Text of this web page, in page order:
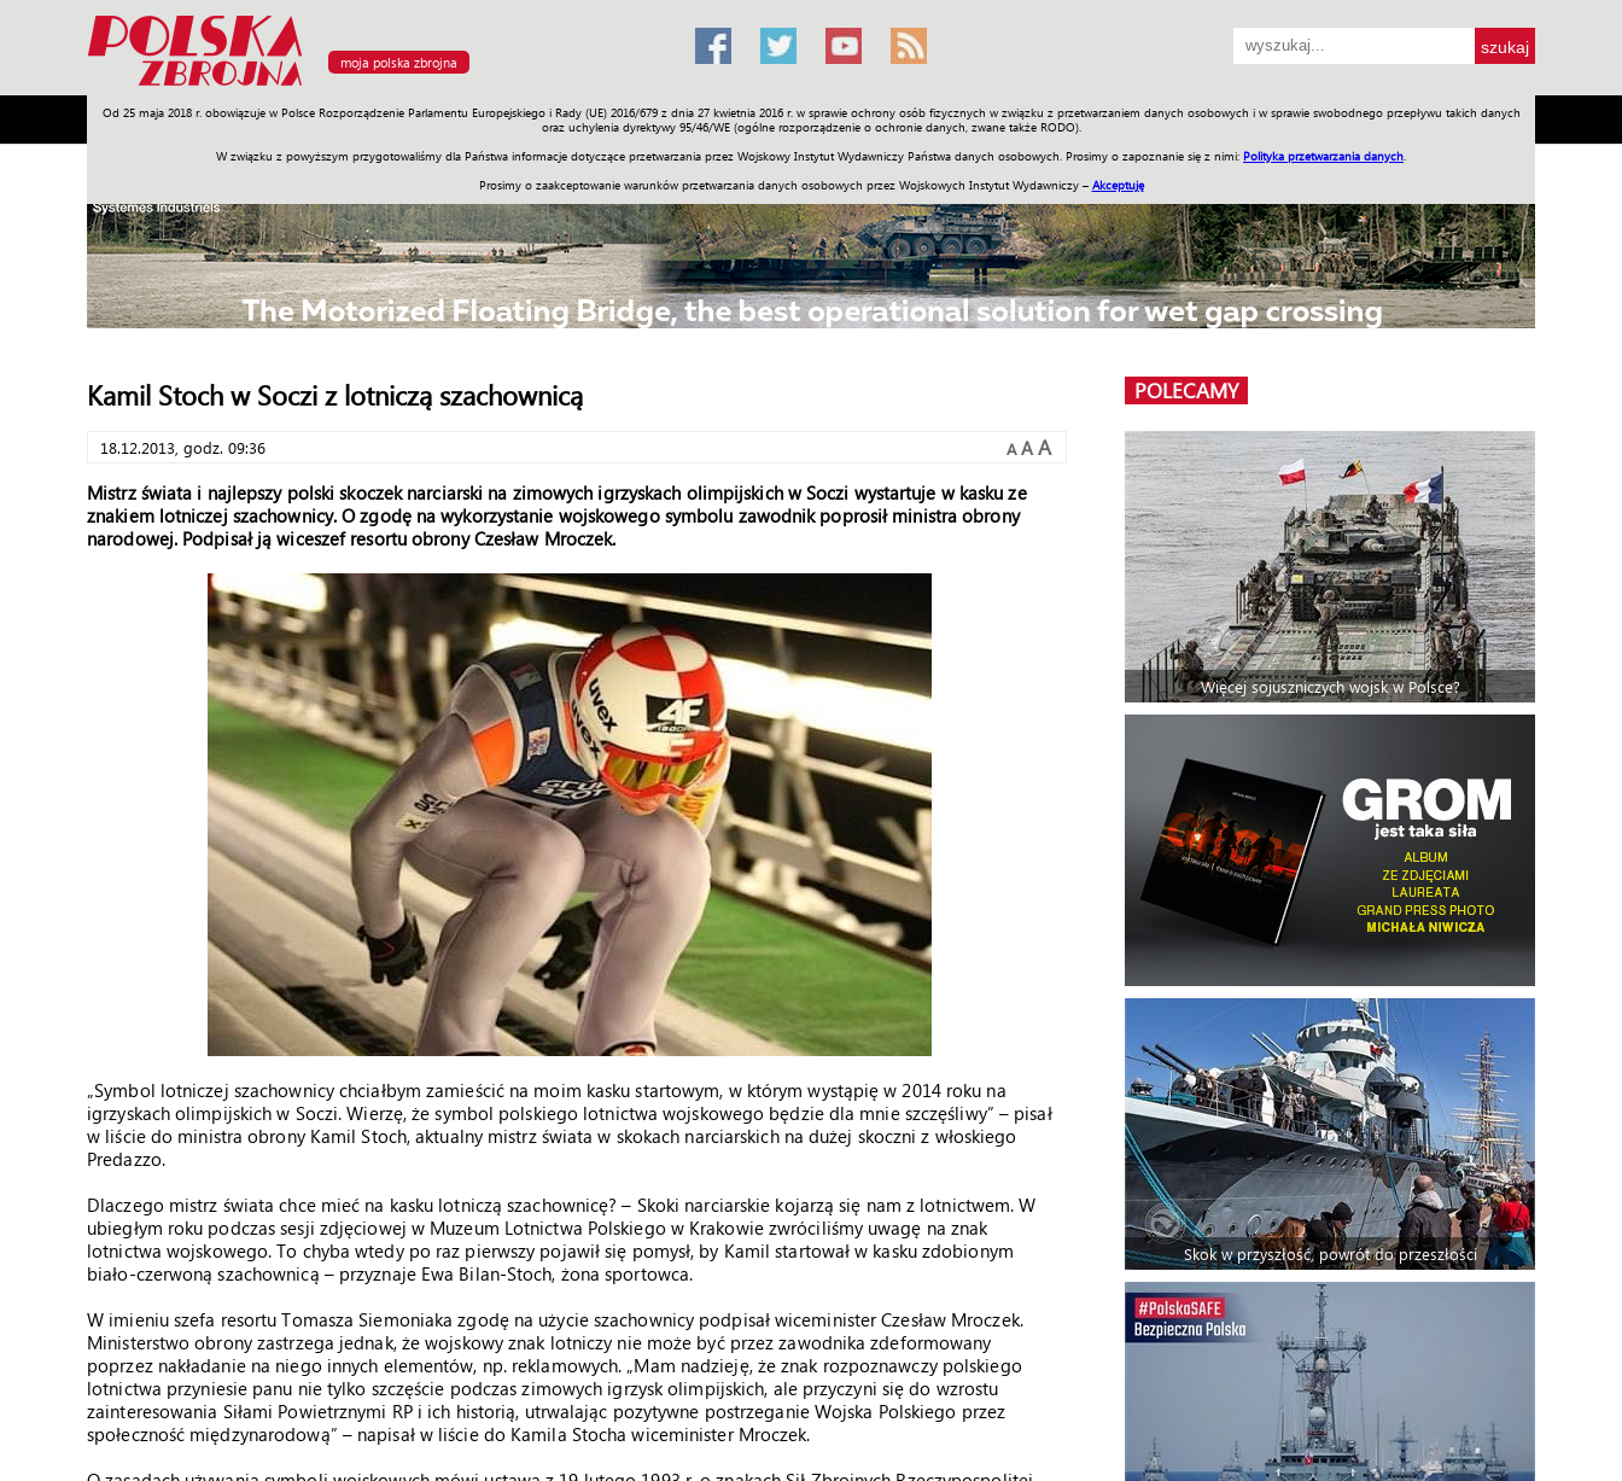
moja polska zbrojna
Od 25 maja 2018 r. obowiązuje w Polsce Rozporządzenie Parlamentu Europejskiego i Rady (UE) 2016/679 z dnia 27 kwietnia 2016 r. w sprawie ochrony osób fizycznych w związku z przetwarzaniem danych osobowych i w sprawie swobodnego przepływu takich danych
oraz uchylenia dyrektywy 95/46/WE (ogólne rozporządzenie o ochronie danych, zwane także RODO).
W związku z powyższym przygotowaliśmy dla Państwa informacje dotyczące przetwarzania przez Wojskowy Instytut Wydawniczy Państwa danych osobowych. Prosimy o zapoznanie się z nimi: Polityka przetwarzania danych
Prosimy o zaakceptowanie warunków przetwarzania danych osobowych przez Wojskowych Instytut Wydawniczy – Akceptuję
Armia Poligon Sprzęt Misje Polityka Prawo Świat Społeczność Sport Historia Galerie Wideo ENGLISH SKLEP Jednodniówki Praca w WIW
Kamil Stoch w Soczi z lotniczą szachownicą
18.12.2013, godz. 09:36 A A A
Mistrz świata i najlepszy polski skoczek narciarski na zimowych igrzyskach olimpijskich w Soczi wystartuje w kasku ze
znakiem lotniczej szachownicy. O zgodę na wykorzystanie wojskowego symbolu zawodnik poprosił ministra obrony
narodowej. Podpisał ją wiceszef resortu obrony Czesław Mroczek.
„Symbol lotniczej szachownicy chciałbym zamieścić na moim kasku startowym, w którym wystąpię w 2014 roku na
igrzyskach olimpijskich w Soczi. Wierzę, że symbol polskiego lotnictwa wojskowego będzie dla mnie szczęśliwy” – pisał
w liście do ministra obrony Kamil Stoch, aktualny mistrz świata w skokach narciarskich na dużej skoczni z włoskiego
Predazzo.
Dlaczego mistrz świata chce mieć na kasku lotniczą szachownicę? – Skoki narciarskie kojarzą się nam z lotnictwem. W
ubiegłym roku podczas sesji zdjęciowej w Muzeum Lotnictwa Polskiego w Krakowie zwróciliśmy uwagę na znak
lotnictwa wojskowego. To chyba wtedy po raz pierwszy pojawił się pomysł, by Kamil startował w kasku zdobionym
biało-czerwoną szachownicą – przyznaje Ewa Bilan-Stoch, żona sportowca.
W imieniu szefa resortu Tomasza Siemoniaka zgodę na użycie szachownicy podpisał wiceminister Czesław Mroczek.
Ministerstwo obrony zastrzega jednak, że wojskowy znak lotniczy nie może być przez zawodnika zdeformowany
poprzez nakładanie na niego innych elementów, np. reklamowych. „Mam nadzieję, że znak rozpoznawczy polskiego
lotnictwa przyniesie panu nie tylko szczęście podczas zimowych igrzysk olimpijskich, ale przyczyni się do wzrostu
zainteresowania Siłami Powietrznymi RP i ich historią, utrwalając pozytywne postrzeganie Wojska Polskiego przez
społeczność międzynarodową” – napisał w liście do Kamila Stocha wiceminister Mroczek.
POLECAMY
Więcej sojuszniczych wojsk w Polsce?
Skok w przyszłość, powrót do przeszłości